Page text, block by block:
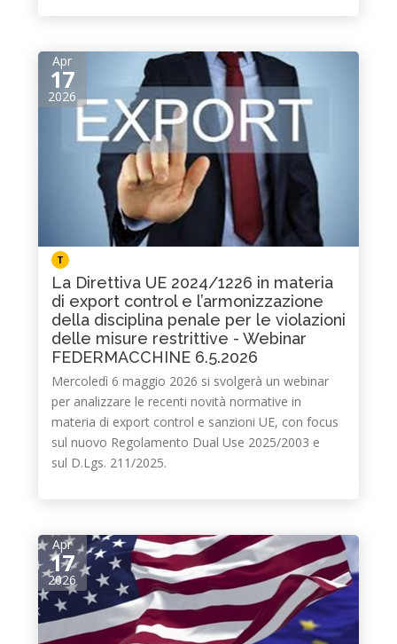
Apr
17
2026
T
La Direttiva UE 2024/1226 in materia
di export control e l’armonizzazione
della disciplina penale per le violazioni
delle misure restrittive - Webinar
FEDERMACCHINE 6.5.2026
Mercoledì 6 maggio 2026 si svolgerà un webinar
per analizzare le recenti novità normative in
materia di export control e sanzioni UE, con focus
sul nuovo Regolamento Dual Use 2025/2003 e
sul D.Lgs. 211/2025.
Apr
17
2026